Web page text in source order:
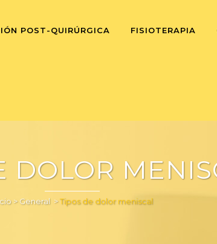
POST-QUIRÚRGICA FISIOTERAPIA
DOLOR
>General >Tipos de dolor meniscal